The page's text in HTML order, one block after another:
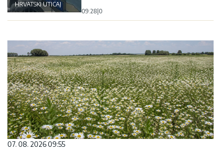
HRVATSKI UTICAJ
09:28 0
07. 08. 2026 09:55